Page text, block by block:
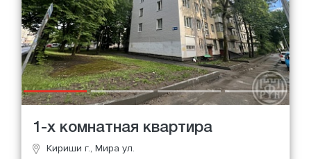
1-х комнатная квартира
Кириши г., Мира ул.